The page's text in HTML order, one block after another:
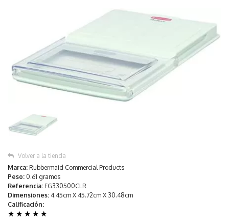
Volver a la tienda
Marca: Rubbermaid Commercial Products
Peso: 0.61 gramos
Referencia: FG330500CLR
Dimensiones: 4.45cm X 45.72cm X 30.48cm
Calificación:
★ ★ ★ ★ ★